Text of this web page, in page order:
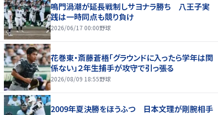
鳴門渦潮が延長戦制しサヨナラ勝ち 八王子実
践は一時同点も競り負け
2026/06/17 00:00野球
花巻東・斎藤蒼梧「グラウンドに入ったら学年は関
係ない」２年生捕手が攻守で引っ張る
2026/08/09 18:55野球
2009年夏決勝をほうふつ 日本文理が剛腕相手